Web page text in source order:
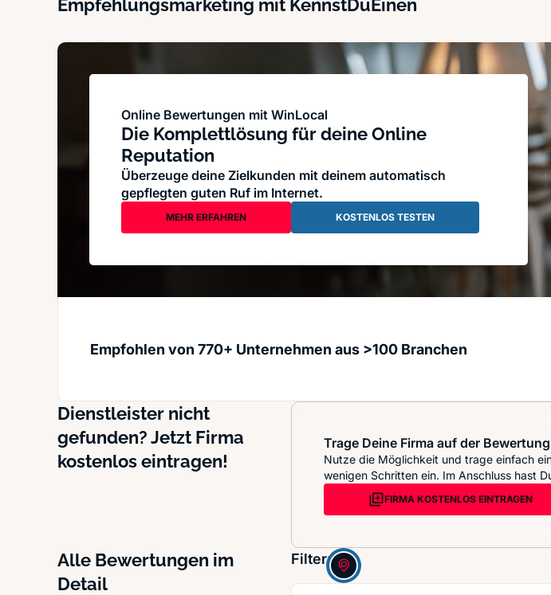
Empfehlungsmarketing mit KennstDuEinen
Online Bewertungen mit WinLocal
Die Komplettlösung für deine Online
Reputation
Überzeuge deine Zielkunden mit deinem automatisch
gepflegten guten Ruf im Internet.
MEHR ERFAHREN KOSTENLOS TESTEN
Empfohlen von 770+ Unternehmen aus >100 Branchen
Dienstleister nicht
gefunden? Jetzt Firma
kostenlos eintragen!
Trage Deine Firma auf der
Nutze die Möglichkeit und trage einfach
wenigen Schritten ein. Im Anschluss hast
FIRMA KOSTENLOS EINTRAGEN
Alle Bewertungen im
Detail
Filter: